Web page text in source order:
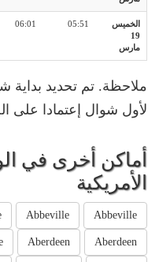
الخميس
19
مارس
05:51
06:01
ملاحظة. تم تحديد بداية
لأول شوال إعتمادا على
أماكن أخرى في
الأمريكية
Abbeville
Abbeville
Aberdeen
Aberdeen